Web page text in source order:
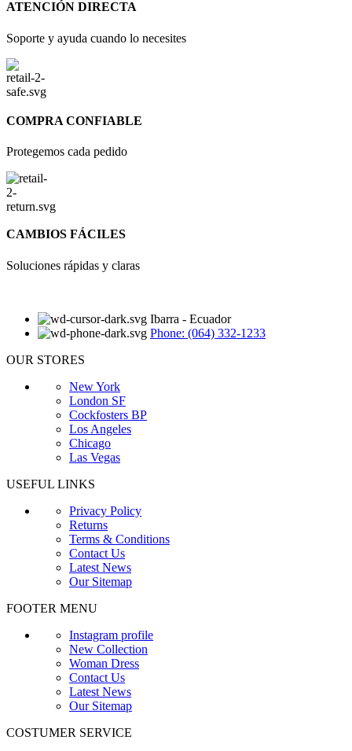
ATENCIÓN DIRECTA
Soporte y ayuda cuando lo necesites
COMPRA CONFIABLE
Protegemos cada pedido
CAMBIOS FÁCILES
Soluciones rápidas y claras
Ibarra - Ecuador
Phone: (064) 332-1233
OUR STORES
New York
London SF
Cockfosters BP
Los Angeles
Chicago
Las Vegas
USEFUL LINKS
Privacy Policy
Returns
Terms & Conditions
Contact Us
Latest News
Our Sitemap
FOOTER MENU
Instagram profile
New Collection
Woman Dress
Contact Us
Latest News
Our Sitemap
COSTUMER SERVICE